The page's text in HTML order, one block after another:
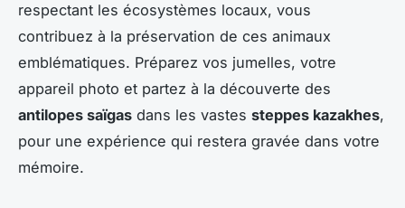
respectant les écosystèmes locaux, vous
contribuez à la préservation de ces animaux
emblématiques. Préparez vos jumelles, votre
appareil photo et partez à la découverte des
antilopes saïgas dans les vastes steppes kazakhes,
pour une expérience qui restera gravée dans votre
mémoire.